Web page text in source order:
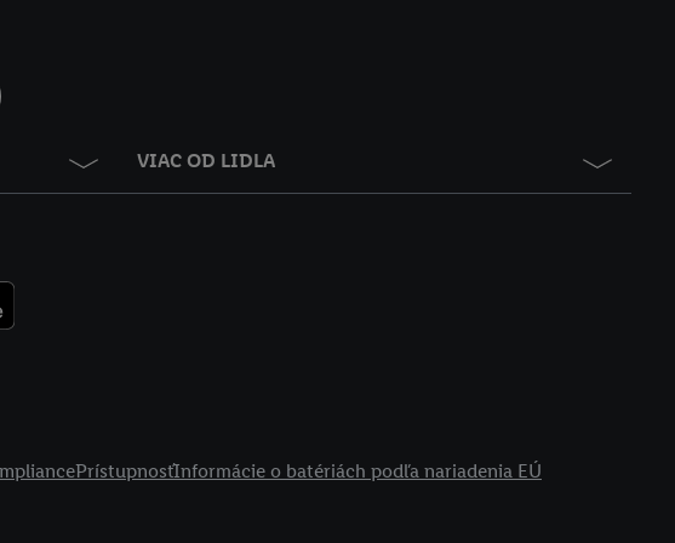
VIAC OD LIDLA
PrístupnosťInformácie o batériách podľa nariadenia EÚ